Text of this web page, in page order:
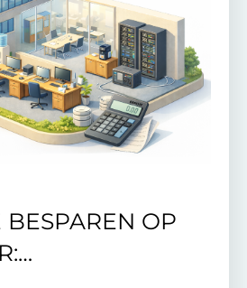
BESPAREN OP